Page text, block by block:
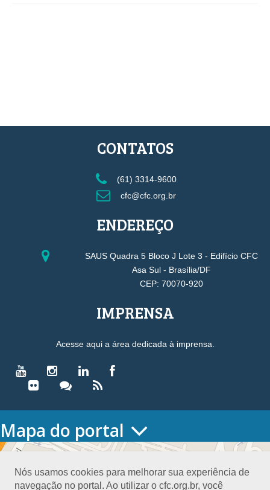
Nós usamos cookies para melhorar sua experiência de
navegação no portal. Ao utilizar o cfc.org.br, você
CONTATOS
(61) 3314-9600
cfc@cfc.org.br
ENDEREÇO
SAUS Quadra 5 Bloco J Lote 3 - Edifício CFC
Asa Sul - Brasília/DF
CEP: 70070-920
IMPRENSA
Acesse aqui a área dedicada à imprensa.
Mapa do portal
HOME
Conselho Diretor